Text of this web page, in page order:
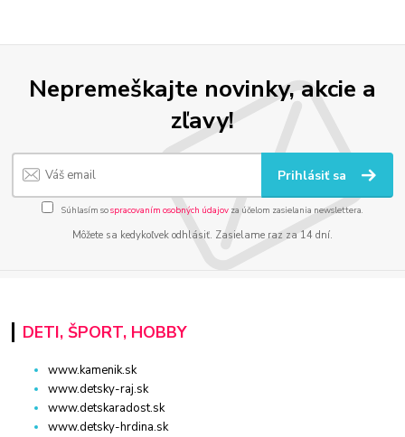
Nepremeškajte novinky, akcie a
zľavy!
Prihlásiť sa
Súhlasím sospracovaním osobných údajov za účelom zasielania newslettera.
Môžete sa kedykoľvek odhlásiť. Zasielame raz za 14 dní.
DETI, ŠPORT, HOBBY
www.kamenik.sk
www.detsky-raj.sk
www.detskaradost.sk
www.detsky-hrdina.sk